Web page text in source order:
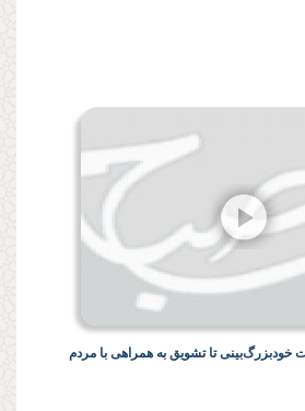
خودبزرگ‌بینی تا تشویق به همراهی با مردم